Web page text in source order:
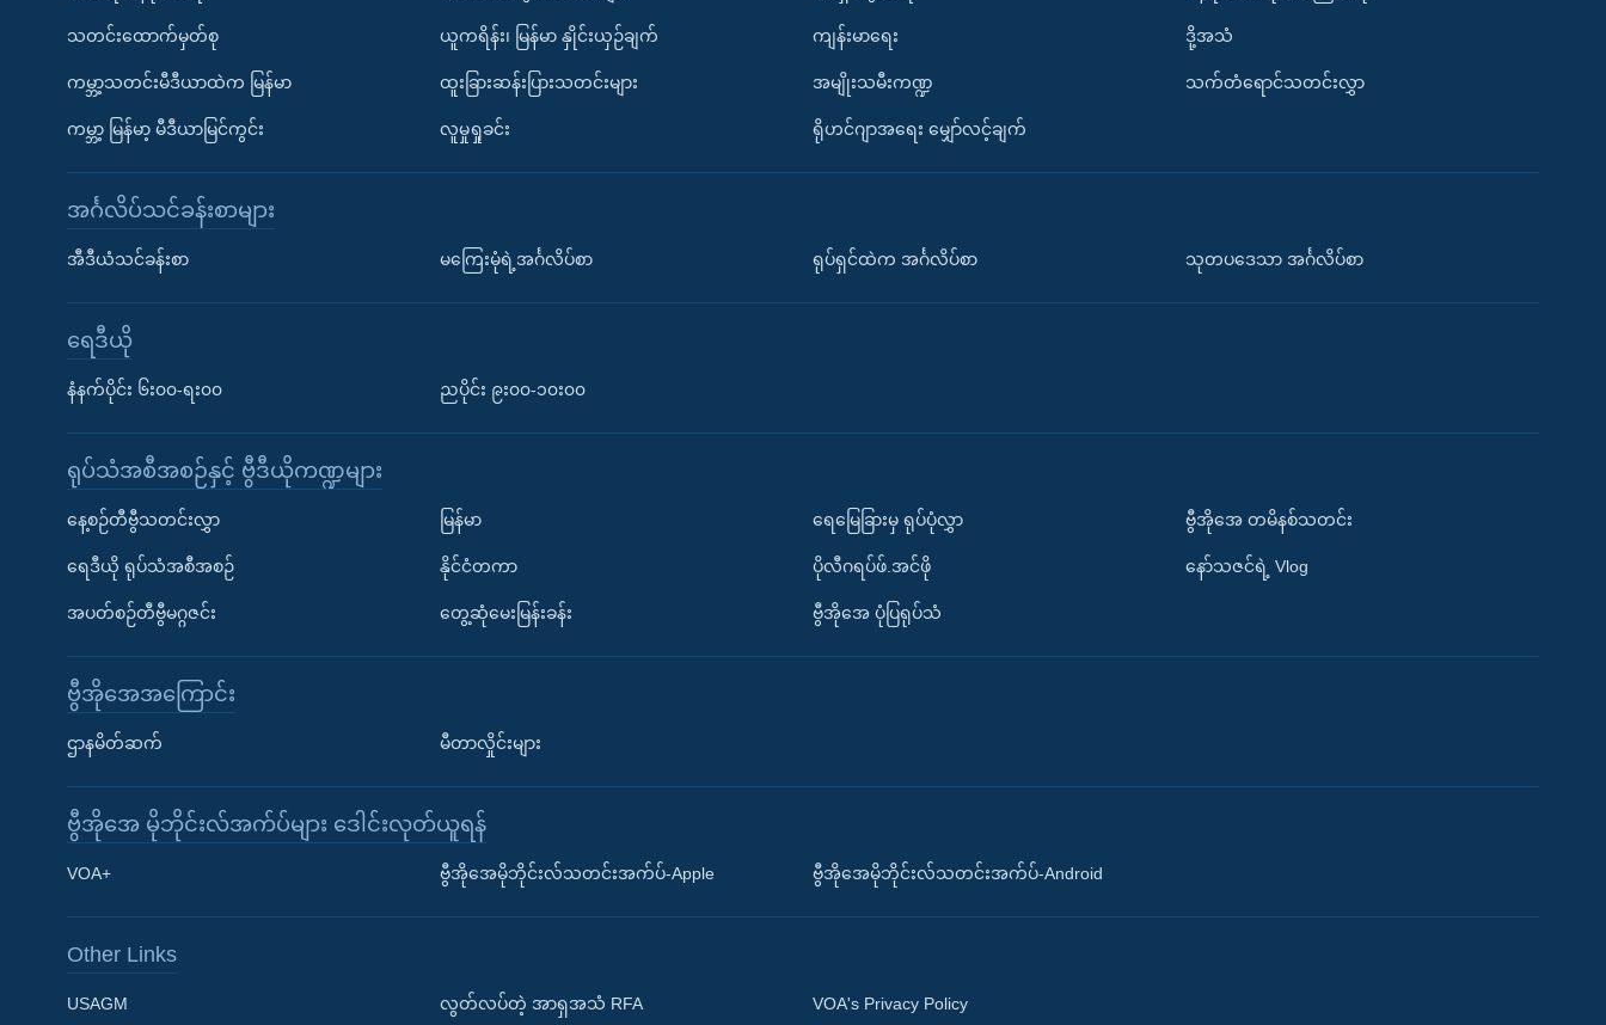
Learning English
သတင်းထောက်မှတ်စု
ကမ္ဘာ့သတင်းမီဒီယာထဲက မြန်မာ
ကမ္ဘာ့ မြန်မာ့ မီဒီယာမြင်ကွင်း
ယူကရိန်း၊ မြန်မာ နှိုင်းယှဉ်ချက်
ထူးခြားဆန်းပြားသတင်းများ
လူမှုရှုခင်း
ကျန်းမာရေး
အမျိုးသမီးကဏ္ဍ
ရိုဟင်ဂျာအရေး မျှော်လင့်ချက်
ဒို့အသံ
သက်တံရောင်သတင်းလွှာ
အင်္ဂလိပ်သင်ခန်းစာများ
အီဒီယံသင်ခန်းစာ မကြေးမုံရဲ့အင်္ဂလိပ်စာ ရုပ်ရှင်ထဲက အင်္ဂလိပ်စာ သုတပဒေသာ အင်္ဂလိပ်စာ
ရေဒီယို
နံနက်ပိုင်း ၆း၀၀-ရး၀၀ ညပိုင်း ၉း၀၀-၁၀း၀၀
ရုပ်သံအစီအစဉ်နှင့် ဗွီဒီယိုကဏ္ဍများ
နေ့စဉ်တီဗွီသတင်းလွှာ
ရေဒီယို ရုပ်သံအစီအစဉ်
အပတ်စဉ်တီဗွီမဂ္ဂဇင်း
မြန်မာ
နိုင်ငံတကာ
တွေ့ဆုံမေးမြန်းခန်း
ရေမြေခြားမှ ရုပ်ပုံလွှာ
ပိုလီဂရပ်ဖ်.အင်ဖို
ဗွီအိုအေ ပုံပြရုပ်သံ
ဗွီအိုအေ တမိနစ်သတင်း
နော်သဇင်ရဲ့ Vlog
ဗွီအိုအေအကြောင်း
ဌာနမိတ်ဆက် မီတာလှိုင်းများ
ဗွီအိုအေ မိုဘိုင်းလ်အက်ပ်များ ဒေါင်းလုတ်ယူရန်
VOA+ ဗွီအိုအေမိုဘိုင်းလ်သတင်းအက်ပ်-Apple ဗွီအိုအေမိုဘိုင်းလ်သတင်းအက်ပ်-Android
Other Links
USAGM လွတ်လပ်တဲ့ အာရှအသံ RFA VOA's Privacy Policy